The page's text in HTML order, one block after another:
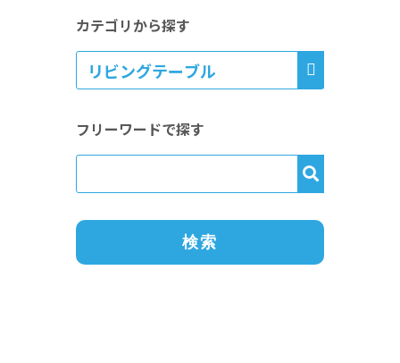
カテゴリから探す
フリーワードで探す